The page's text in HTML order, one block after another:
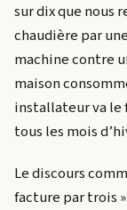
sur dix que nous
chaudière par
machine contre
maison
installateur va le
tous les mois
Le discours
facture par trois